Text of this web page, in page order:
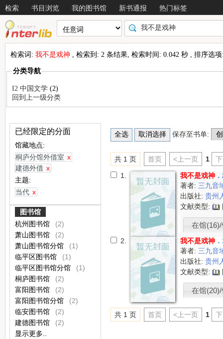
检索 书目浏览 我的图书馆 新书通报 热门标签
检索词: 我不是戏神 , 检索到: 2 条结果, 检索时间: 0.042 秒 , 排序选
分类导航
I2 中国文学(2)
回到上一级分类
已经限定的分面
馆藏地点:
桐庐分馆外借室 x
建德外借 x
主题:
当代 x
图书馆
杭州图书馆
(2)
萧山图书馆
(2)
萧山图书馆分馆
(1)
临平区图书馆
(1)
临平区图书馆分馆
(1)
桐庐图书馆
(2)
富阳图书馆
(2)
富阳图书馆分馆
(2)
临安图书馆
(2)
建德图书馆
(2)
显示更多..
保存至书单:
共 1 页 首页 <上一页 1
1. 我不是戏神
著者:三九音
出版社:贵州
文献类型:
在馆
2. 我不是戏神
著者:三九音
出版社:贵州
文献类型:
在馆
共 1 页 首页 <上一页 1